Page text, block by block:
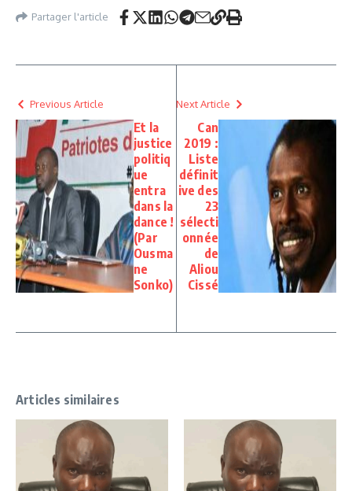
Partager l'article
Previous Article
Et la
justice
politiq
ue
entra
dans la
dance !
(Par
Ousma
ne
Sonko)
Next Article
Can
2019 :
Liste
définit
ive des
23
sélecti
onnée
de
Aliou
Cissé
Articles similaires